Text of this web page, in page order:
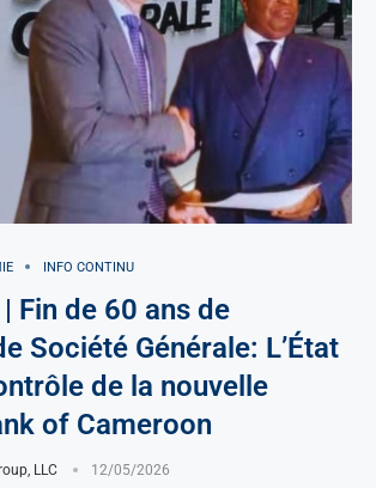
INFO CONTINU
Fin de 60 ans de
Société Générale: L’État
de la nouvelle
of Cameroon
LLC 12/05/2026